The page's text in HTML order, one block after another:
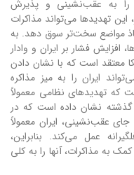
را به عقب‌نشینی و پذیرش
تهدیدها می‌تواند مذاکرات
مواضع سخت‌تر سوق دهد. به
فشار بر ایران و وادار
معتقد است که با نشان دادن
ایران را به میز مذاکره
که تهدیدهای نظامی معمولاً
نشان داده است که در
عقب‌نشینی، ایران معمولاً
عمل می‌کند. بنابراین،
به مذاکرات، آنها را به کلی